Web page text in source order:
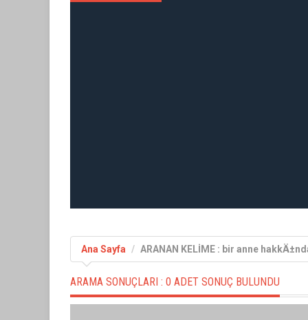
Ana Sayfa ARANAN KELİME : bir anne
ARAMA SONUÇLARI : 0 ADET SONUÇ BULUNDU